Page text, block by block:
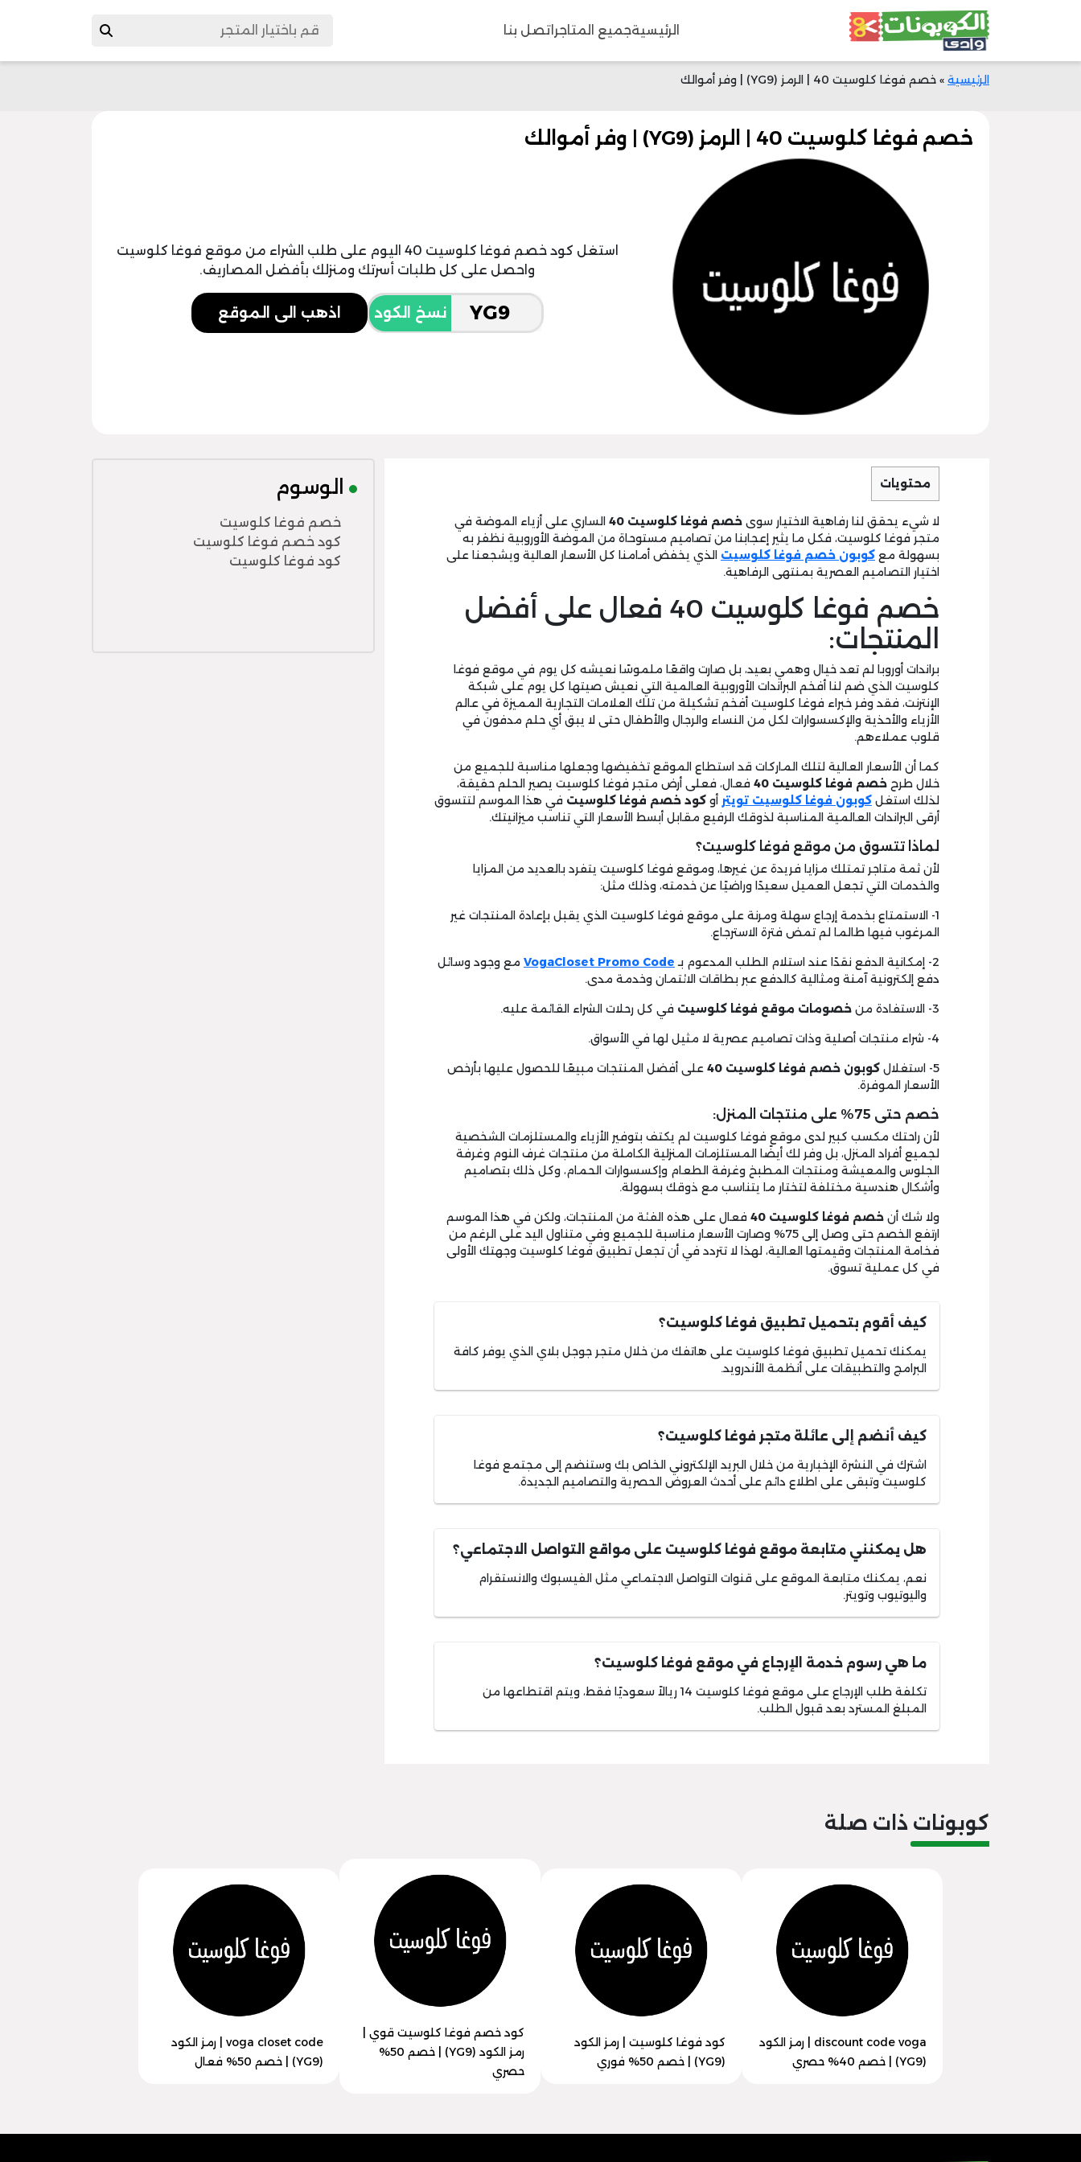
الرئيسيةجميع المتاجر اتصل بنا
الرئيسية » خصم فوغا كلوسيت 40 | الرمز (YG9) | وفر أموالك
خصم فوغا كلوسيت 40 | الرمز (YG9) | وفر أموالك
استغل كود خصم فوغا كلوسيت 40 اليوم على طلب الشراء من موقع فوغا كلوسيت
واحصل على كل طلبات أسرتك ومنزلك بأفضل المصاريف.
نسخ الكود اذهب الى الموقع
محتويات
لا شيء يحقق لنا رفاهية الاختيار سوى خصم فوغا كلوسيت 40
الساري على أزياء الموضة في
متجر فوغا كلوسيت، فكل ما يثير إعجابنا من تصاميم مستوحاة من الموضة الأوروبية نظفر به
بسهولة مع كوبون خصم فوغا كلوسيت الذي يخفض أمامنا كل الأسعار العالية ويشجعنا على
اختيار التصاميم العصرية بمنتهى الرفاهية.
خصم فوغا كلوسيت 40 فعال على أفضل
المنتجات:
براندات أوروبا لم تعد خيال وهمي بعيد، بل صارت واقعًا ملموسًا نعيشه كل يوم في موقع فوغا
كلوسيت الذي ضم لنا أفخم البراندات الأوروبية العالمية التي نعيش صيتها كل يوم على شبكة
الإنترنت، فقد وفر خبراء فوغا كلوسيت أفخم تشكيلة من تلك العلامات التجارية المميزة في عالم
الأزياء والأحذية والإكسسوارات لكل من النساء والرجال والأطفال حتى لا يبق أي حلم مدفون في
قلوب عملاءهم.
كما أن الأسعار العالية لتلك الماركات قد استطاع الموقع تخفيضها وجعلها مناسبة للجميع من
خلال طرح خصم فوغا كلوسيت 40
فعال، فعلى أرض متجر فوغا كلوسيت يصير الحلم حقيقة،
لذلك استغل كوبون فوغا كلوسيت تويتر أو كود خصم فوغا كلوسيت في هذا الموسم لتتسوق
أرقى البراندات العالمية المناسبة لذوقك الرفيع مقابل أبسط الأسعار التي تناسب ميزانيتك.
لماذا تتسوق من موقع فوغا كلوسيت؟
لأن ثمة متاجر تمتلك مزايا فريدة عن غيرها، وموقع فوغا كلوسيت يتفرد بالعديد من المزايا
والخدمات التي تجعل العميل سعيدًا وراضيًا عن خدمته، وذلك مثل:
1- الاستمتاع بخدمة إرجاع سهلة ومرنة على موقع فوغا كلوسيت الذي يقبل بإعادة المنتجات غير
المرغوب فيها طالما لم تمض فترة الاسترجاع.
2- إمكانية الدفع نقدًا عند استلام الطلب المدعوم بـ VogaCloset Promo Code مع وجود وسائل
دفع إلكترونية آمنة ومثالية كالدفع عبر بطاقات الائتمان وخدمة مدى.
3- الاستفادة من خصومات موقع فوغا كلوسيت في كل رحلات الشراء القائمة عليه.
4- شراء منتجات أصلية وذات تصاميم عصرية لا مثيل لها في الأسواق.
5- استغلال كوبون خصم فوغا كلوسيت 40
على أفضل المنتجات مبيعًا للحصول عليها بأرخص
الأسعار الموفرة.
خصم حتى 75% على منتجات المنزل:
لأن راحتك مكسب كبير لدى موقع فوغا كلوسيت لم يكتف بتوفير الأزياء والمستلزمات الشخصية
لجميع أفراد المنزل، بل وفر لك أيضًا المستلزمات المنزلية الكاملة من منتجات غرف النوم وغرفة
الجلوس والمعيشة ومنتجات المطبخ وغرفة الطعام وإكسسوارات الحمام، وكل ذلك بتصاميم
وأشكال هندسية مختلفة لتختار ما يتناسب مع ذوقك بسهولة.
ولا شك أن خصم فوغا كلوسيت 40
فعال على هذه الفئة من المنتجات، ولكن في هذا الموسم
ارتفع الخصم حتى وصل إلى 75% وصارت الأسعار مناسبة للجميع وفي متناول اليد على الرغم من
فخامة المنتجات وقيمتها العالية، لهذا لا تتردد في أن تجعل تطبيق فوغا كلوسيت وجهتك الأولى
في كل عملية تسوق.
كيف أقوم بتحميل تطبيق فوغا كلوسيت؟
يمكنك تحميل تطبيق فوغا كلوسيت على هاتفك من خلال متجر جوجل بلاي الذي يوفر كافة
البرامج والتطبيقات على أنظمة الأندرويد.
كيف أنضم إلى عائلة متجر فوغا كلوسيت؟
اشترك في النشرة الإخبارية من خلال البريد الإلكتروني الخاص بك وستنضم إلى مجتمع فوغا
كلوسيت وتبقى على اطلاع دائم على أحدث العروض الحصرية والتصاميم الجديدة.
هل يمكنني متابعة موقع فوغا كلوسيت على مواقع التواصل الاجتماعي؟
نعم، يمكنك متابعة الموقع على قنوات التواصل الاجتماعي مثل الفيسبوك والانستقرام
واليوتيوب وتويتر.
ما هي رسوم خدمة الإرجاع في موقع فوغا كلوسيت؟
تكلفة طلب الإرجاع على موقع فوغا كلوسيت 14 ريالاً سعوديًا فقط، ويتم اقتطاعها من
المبلغ المسترد بعد قبول الطلب.
الوسوم
خصم فوغا كلوسيت
كود خصم فوغا كلوسيت
كود فوغا كلوسيت
كوبونات ذات صلة
discount code voga | رمز الكود
(YG9) | خصم 40% حصري
كود فوغا كلوسيت | رمز الكود
(YG9) | خصم 50% فوري
كود خصم فوغا كلوسيت قوي |
رمز الكود (YG9) | خصم 50%
حصري
voga closet code | رمز الكود
(YG9) | خصم 50% فعال